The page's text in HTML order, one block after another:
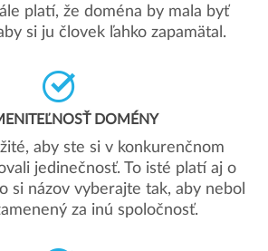
platí, že doména by mala byť
si ju človek ľahko zapamätal.
DOMÉNY
aby ste si v konkurenčnom
jedinečnosť. To isté platí aj o
si názov vyberajte tak, aby nebol
za inú spoločnosť.